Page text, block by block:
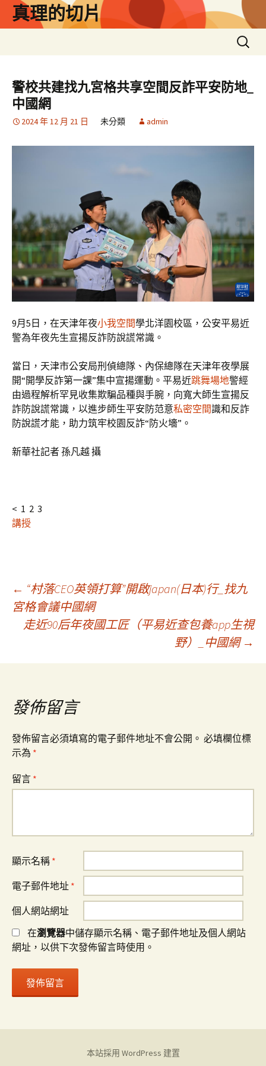
真理的切片
搜
尋
鍵
字:
警校共建找九宮格共享空間反詐平安防地_
中國網
2024 年 12 月 21 日 未分類 admin
9月5日，在天津年夜小我空間學北洋園校區，公安平易近
警為年夜先生宣揚反詐防說謊常識。
當日，天津市公安局刑偵總隊、內保總隊在天津年夜學展
開“開學反詐第一課”集中宣揚運動。平易近跳舞場地警經
由過程解析罕見收集欺騙品種與手腕，向寬大師生宣揚反
詐防說謊常識，以進步師生平安防范意私密空間識和反詐
防說謊才能，助力筑牢校園反詐“防火墻”。
新華社記者 孫凡越 攝
< 1 2 3
講授
文
章
導
覽
← “村落CEO英領打算”開啟japan(日本)行_找九
宮格會議中國網
走近90后年夜國工匠（平易近查包養app生視
野）_中國網 →
發佈留言
發佈留言必須填寫的電子郵件地址不會公開。 必填欄位標
示為 *
留言 *
顯示名稱 *
電子郵件地址 *
個人網站網址
在瀏覽器中儲存顯示名稱、電子郵件地址及個人網站
網址，以供下次發佈留言時使用。
本站採用 WordPress 建置